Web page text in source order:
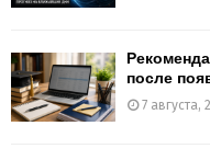
после
7 августа,